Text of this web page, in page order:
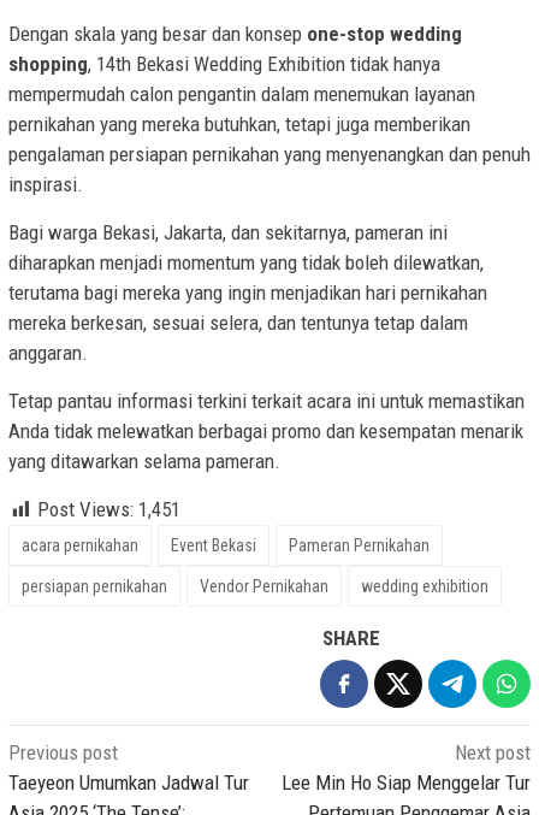
Dengan skala yang besar dan konsep one-stop wedding
shopping, 14th Bekasi Wedding Exhibition tidak hanya
mempermudah calon pengantin dalam menemukan layanan
pernikahan yang mereka butuhkan, tetapi juga memberikan
pengalaman persiapan pernikahan yang menyenangkan dan penuh
inspirasi.
Bagi warga Bekasi, Jakarta, dan sekitarnya, pameran ini
diharapkan menjadi momentum yang tidak boleh dilewatkan,
terutama bagi mereka yang ingin menjadikan hari pernikahan
mereka berkesan, sesuai selera, dan tentunya tetap dalam
anggaran.
Tetap pantau informasi terkini terkait acara ini untuk memastikan
Anda tidak melewatkan berbagai promo dan kesempatan menarik
yang ditawarkan selama pameran.
Post Views: 1,451
acara pernikahan Event Bekasi Pameran Pernikahan
persiapan pernikahan Vendor Pernikahan wedding exhibition
SHARE
Post
navigation
Previous post
Taeyeon Umumkan Jadwal Tur
Next post
Lee Min Ho Siap Menggelar Tur